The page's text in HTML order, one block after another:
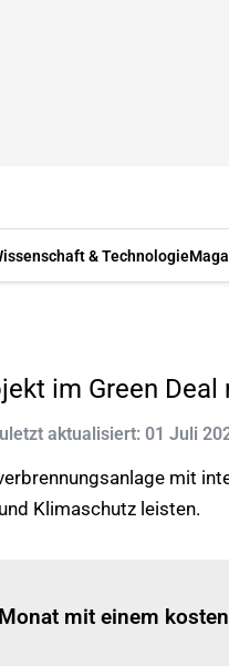
& Technologie
im Green Deal
aktualisiert: 01 Juli
mit
Klimaschutz leisten.
mit einem